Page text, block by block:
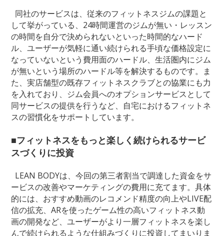
同社のサービスは、従来のフィットネスジムの課題と
して挙がっている、24時間運営のジムが無い・レッスン
の時間を自分で決められないといった時間的なハード
ル、ユーザーが気軽に通い続けられる手頃な価格設定に
なっていないという費用面のハードル、生活圏内にジム
が無いという場所のハードル等を解決するものです。ま
た、実店舗型の既存フィットネスクラブとの協業にも力
を入れており、ジム会員へのオプションサービスとして
同サービスの提供を行うなど、自宅におけるフィットネ
スの習慣化をサポートしています。
■フィットネスをもっと楽しく続けられるサービ
スづくりに投資
LEAN BODYは、今回の第三者割当で調達した資金をサ
ービスの改善やマーケティングの費用に充てます。具体
的には、おすすめ動画のレコメンド精度の向上やLIVE配
信の拡充、ARを使ったゲーム性の高いフィットネス動
画の開発など、ユーザーがより一層フィットネスを楽し
んで続けられるような仕組みづくりに投資してまいりま